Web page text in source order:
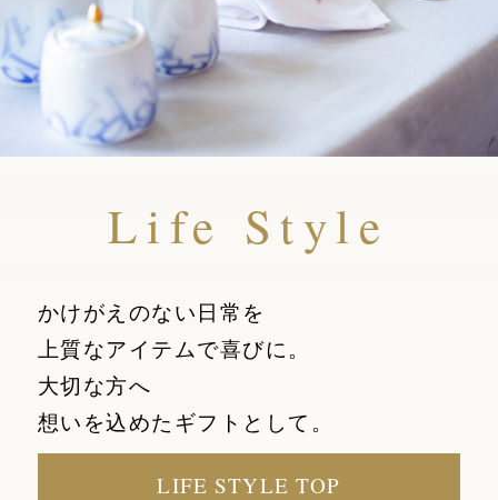
Life Style
かけがえのない日常を
上質なアイテムで喜びに。
大切な方へ
想いを込めたギフトとして。
LIFE STYLE TOP